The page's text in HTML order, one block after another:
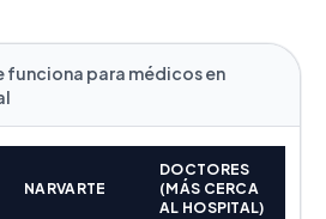
funciona para médicos en
NARVARTE
DOCTORES
(MÁS CERCA
AL HOSPITAL)